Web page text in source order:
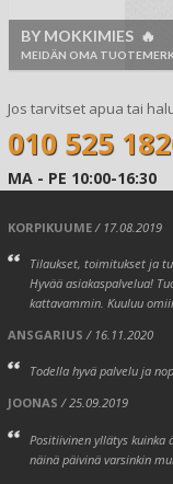
BY MOKKIMIES 🔥
MEIDÄN OMA
Jos tarvitset apua tai
010 525
MA - PE 10:00-16:30
KORPIKUUME / 17.08.2019
Tilaukset, toimitukset ja
Hyvää asiakaspalvelua!
kattavammin. Kuuluu
ANSGARIUS / 16.11.2020
Todella hyvä palvelu ja
JOONAS / 25.09.2019
Positiivinen yllätys kuinka
näinä päivinä varsinkin